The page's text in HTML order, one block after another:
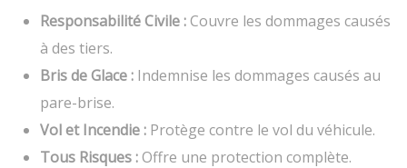
Responsabilité Civile :Couvre les dommages causés
à des tiers.
Bris de Glace : Indemnise les dommages causés au
pare-brise.
Vol et Incendie : Protège contre le vol du véhicule.
Tous Risques :Offre une protection complète.